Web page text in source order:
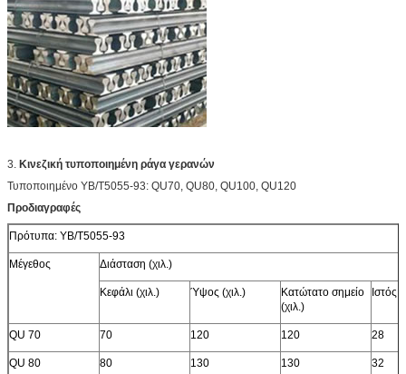
3. Κινεζική τυποποιημένη ράγα γερανών
Τυποποιημένο YB/T5055-93: QU70, QU80, QU100, QU120
Προδιαγραφές
Πρότυπα: YB/T5055-93
Μέγεθος Διάσταση (χιλ.)
Κεφάλι (χιλ.) Ύψος (χιλ.)
Κατώτατο σημείο
(χιλ.)
Ιστός
QU 70 70 120 120 28
QU 80 80 130 130 32